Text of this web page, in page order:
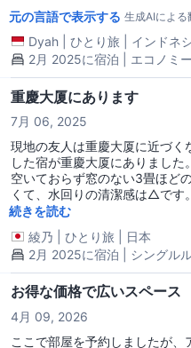
元の言語で表示する 生成AIによる
Dyah ひとり旅
インドネ
2月 2025に宿泊 | エコノミ
重慶大厦にあります
7月 06, 2025
現地の友人は重慶大厦に近づく
した宿が重慶大厦にありました
空いておらず窓のない3畳ほど
くて、水回りの清潔感は△です
宿を探します。布団はふかふか
続きを読む
綾乃
ひとり旅
日本
2月 2025に宿泊 | シングル
お得な価格で広いスペース
4月 09, 2026
ここで部屋を予約しましたが